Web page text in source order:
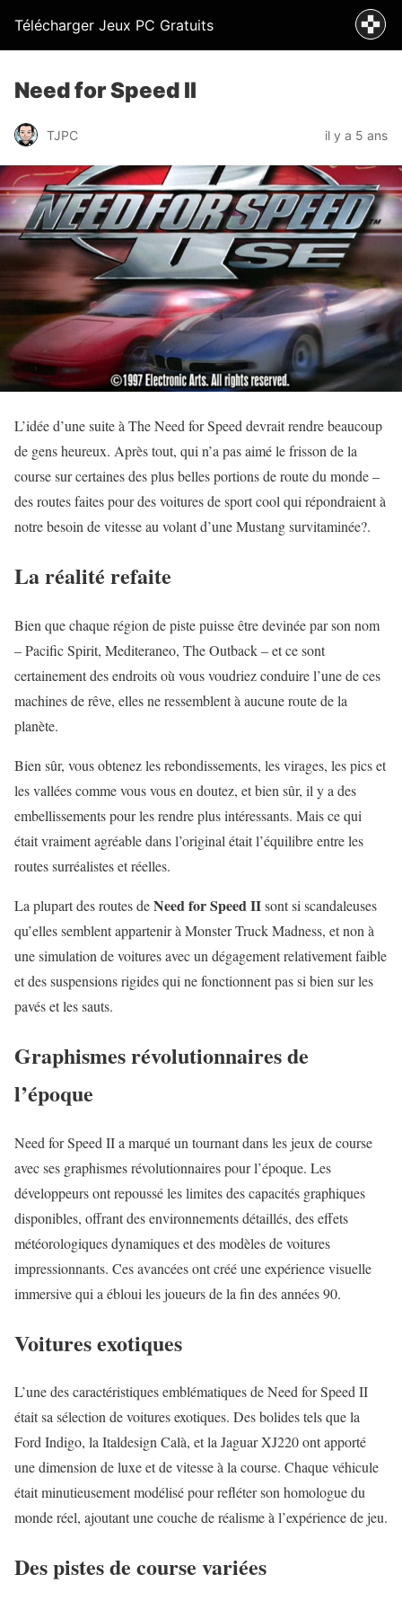
Télécharger Jeux PC Gratuits
Need for Speed II
TJPC il y a 5 ans
L’idée d’une suite à The Need for Speed ​​devrait rendre beaucoup
de gens heureux. Après tout, qui n’a pas aimé le frisson de la
course sur certaines des plus belles portions de route du monde –
des routes faites pour des voitures de sport cool qui répondraient à
notre besoin de vitesse au volant d’une Mustang survitaminée?.
La réalité refaite
Bien que chaque région de piste puisse être devinée par son nom
– Pacific Spirit, Mediteraneo, The Outback – et ce sont
certainement des endroits où vous voudriez conduire l’une de ces
machines de rêve, elles ne ressemblent à aucune route de la
planète.
Bien sûr, vous obtenez les rebondissements, les virages, les pics et
les vallées comme vous vous en doutez, et bien sûr, il y a des
embellissements pour les rendre plus intéressants. Mais ce qui
était vraiment agréable dans l’original était l’équilibre entre les
routes surréalistes et réelles.
La plupart des routes deNeed for Speed IIsont si scandaleuses
qu’elles semblent appartenir à Monster Truck Madness, et non à
une simulation de voitures avec un dégagement relativement faible
et des suspensions rigides qui ne fonctionnent pas si bien sur les
pavés et les sauts.
Graphismes révolutionnaires de
l’époque
Need for Speed II a marqué un tournant dans les jeux de course
avec ses graphismes révolutionnaires pour l’époque. Les
développeurs ont repoussé les limites des capacités graphiques
disponibles, offrant des environnements détaillés, des effets
météorologiques dynamiques et des modèles de voitures
impressionnants. Ces avancées ont créé une expérience visuelle
immersive qui a ébloui les joueurs de la fin des années 90.
Voitures exotiques
L’une des caractéristiques emblématiques de Need for Speed II
était sa sélection de voitures exotiques. Des bolides tels que la
Ford Indigo, la Italdesign Calà, et la Jaguar XJ220 ont apporté
une dimension de luxe et de vitesse à la course. Chaque véhicule
était minutieusement modélisé pour refléter son homologue du
monde réel, ajoutant une couche de réalisme à l’expérience de jeu.
Des pistes de course variées